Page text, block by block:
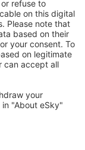
utilizatorii
cabane,